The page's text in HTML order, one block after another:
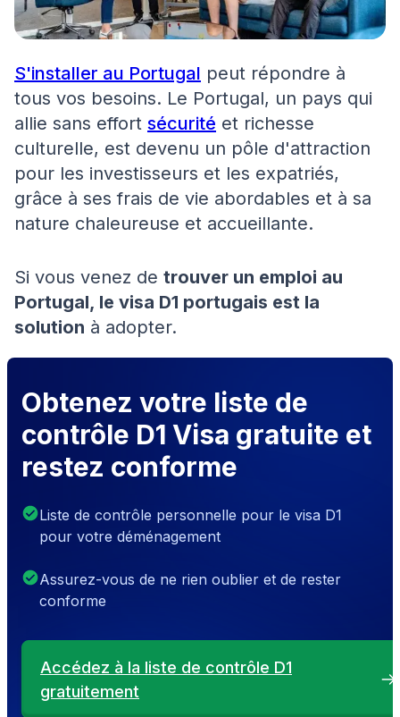
S'installer au Portugal peut répondre à
tous vos besoins. Le Portugal, un pays qui
allie sans effort sécurité et richesse
culturelle, est devenu un pôle d'attraction
pour les investisseurs et les expatriés,
grâce à ses frais de vie abordables et à sa
nature chaleureuse et accueillante.
Si vous venez de trouver un emploi au
Portugal, le visa D1 portugais est la
solution à adopter.
Obtenez votre liste de
contrôle D1 Visa gratuite et
restez conforme
Liste de contrôle personnelle pour le visa D1
pour votre déménagement
Assurez-vous de ne rien oublier et de rester
conforme
Accédez à la liste de contrôle D1
gratuitement